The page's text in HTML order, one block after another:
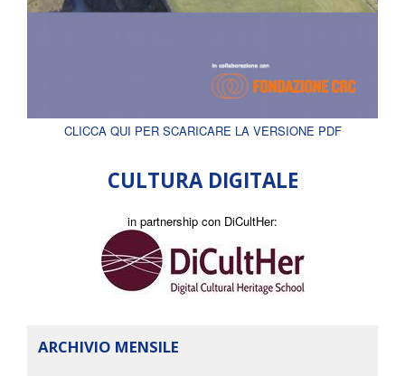
CLICCA QUI PER SCARICARE LA VERSIONE PDF
CULTURA DIGITALE
in partnership con DiCultHer:
ARCHIVIO MENSILE